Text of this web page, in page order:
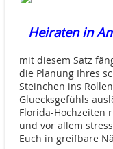
Heiraten in
mit diesem Satz
die Planung Ihres
Steinchen ins
Gluecksgefühls
Florida-Hochzeiten
und vor allem
Euch in greifbare